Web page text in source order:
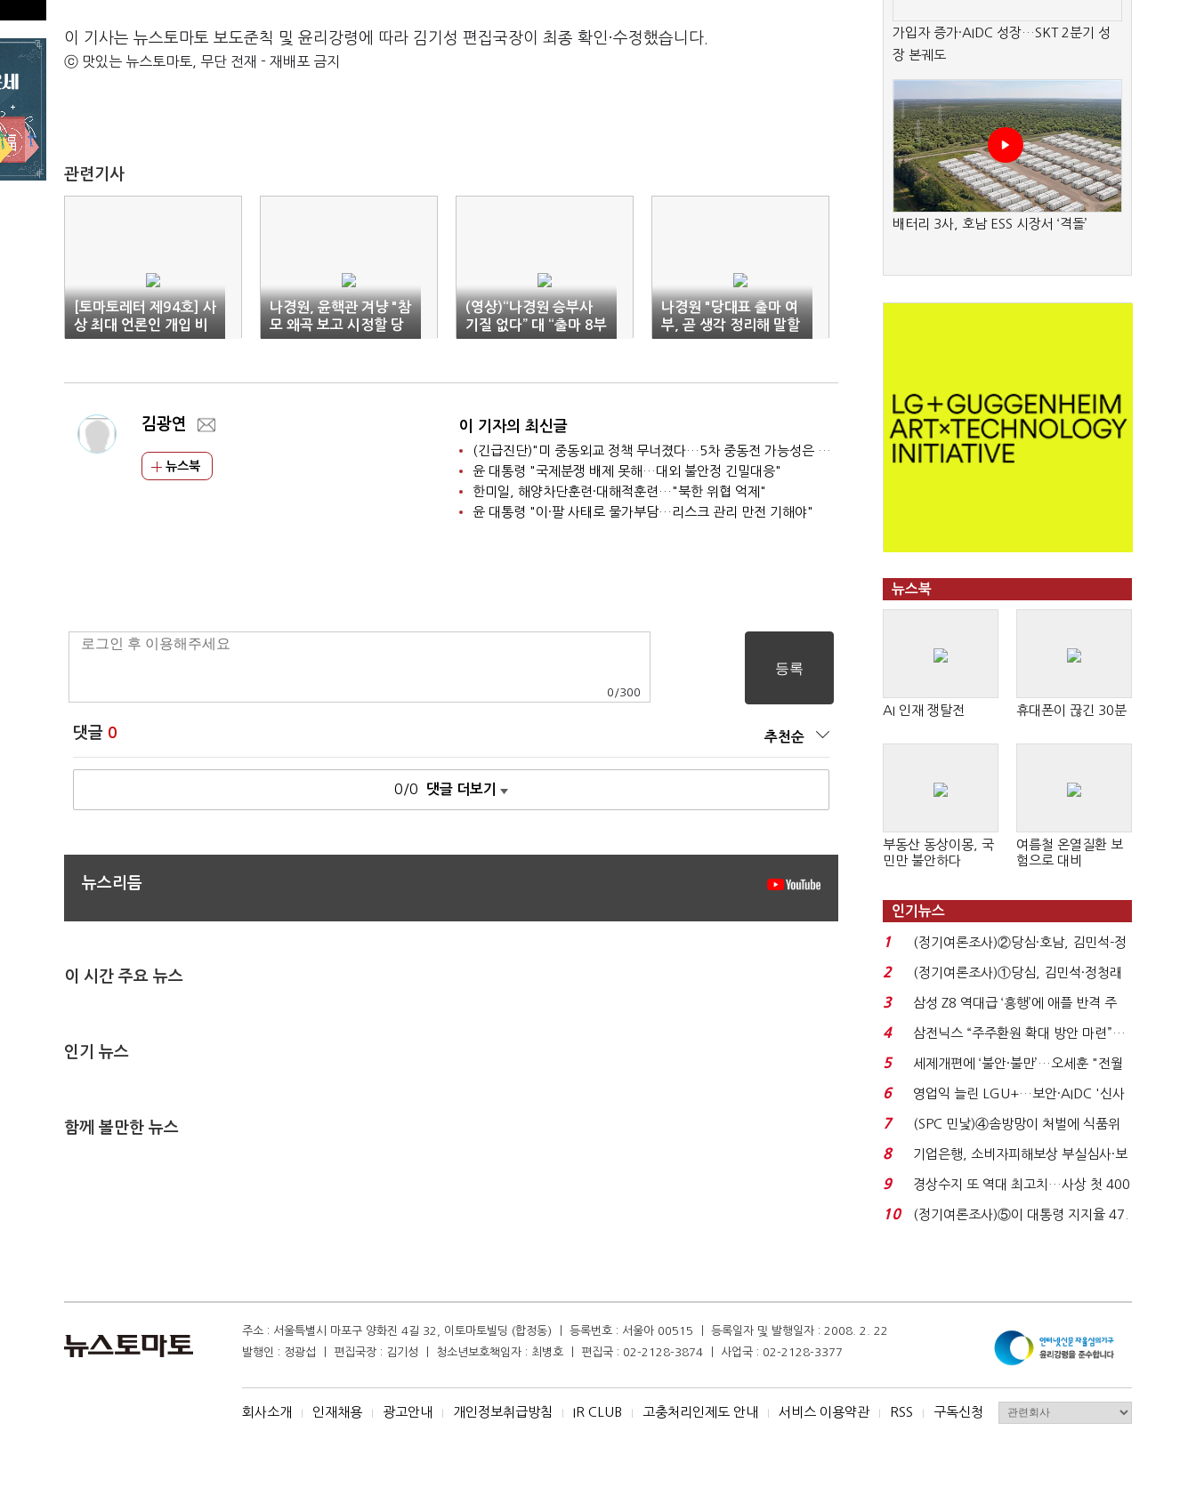
이 기사는 뉴스토마토 보도준칙 및 윤리강령에 따라 김기성 편집국장이 최종 확인·수정했습니다.
ⓒ 맛있는 뉴스토마토, 무단 전재 - 재배포 금지
관련기사
[토마토레터 제94호] 사
상 최대 언론인 개입 비
리(2편) 김만배의 문어
나경원, 윤핵관 겨냥 "참
모 왜곡 보고 시정할 당
대표 필요"
(영상)“나경원 승부사
기질 없다” 대 “출마 8부
능선 넘었다 ”…여당 의
나경원 "당대표 출마 여
부, 곧 생각 정리해 말할
것"
김광연
뉴스북
이 기자의 최신글
(긴급진단)"미 중동외교 정책 무너졌다…5차 중동전 가능성은 낮아"
윤 대통령 "국제분쟁 배제 못해…대외 불안정 긴밀대응"
한미일, 해양차단훈련·대해적훈련…"북한 위협 억제"
윤 대통령 "이·팔 사태로 물가부담…리스크 관리 만전 기해야"
0 /300
댓글 0 추천순
0/0 댓글 더보기
뉴스리듬
이 시간 주요 뉴스
인기 뉴스
함께 볼만한 뉴스
가입자 증가·AIDC 성장…SKT 2분기 성
장 본궤도
배터리 3사, 호남 ESS 시장서 ‘격돌’
뉴스북
AI 인재 쟁탈전 휴대폰이 끊긴 30분
부동산 동상이몽, 국
민만 불안하다
여름철 온열질환 보
험으로 대비
인기뉴스
1
(정기여론조사)②당심·호남, 김민석-정
청래 '초접전'...
2
(정기여론조사)①당심, 김민석·정청래
'초접전'…대통령 ...
3
삼성 Z8 역대급 ‘흥행’에 애플 반격 주
목…9월 ‘폴...
4
삼전닉스 “주주환원 확대 방안 마련”…
로이터에 성명...
5
세제개편에 ‘불안·불만’…오세훈 "전월
세 구하기 더 ...
6
영업익 늘린 LGU+…보안·AIDC '신사
업 드라이브'...
7
(SPC 민낯)④솜방망이 처벌에 식품위
생법 위반 반복...
8
기업은행, 소비자피해보상 부실심사·보
이스피싱 공시 ...
9
경상수지 또 역대 최고치…사상 첫 400
억달러에 '3% 성...
10
(정기여론조사)⑤이 대통령 지지율 47.
주소 : 서울특별시 마포구 양화진 4길 32, 이토마토빌딩 (합정동) ㅣ 등록번호 : 서울아 00515 ㅣ 등록일자 및 발행일자 : 2008. 2. 22
발행인 : 정광섭 ㅣ 편집국장 : 김기성 ㅣ 청소년보호책임자 : 최병호 ㅣ 편집국 : 02-2128-3874 ㅣ 사업국 : 02-2128-3377
회사소개 I 인재채용 I 광고안내 I 개인정보취급방침 I IR CLUB I 고충처리인제도 안내 I 서비스 이용약관 I RSS I 구독신청